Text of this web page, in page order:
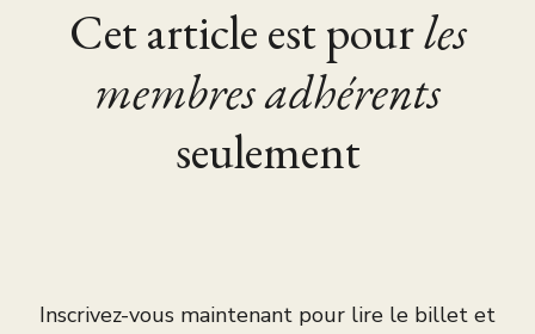
Cet article est pourles
membres adhérents
seulement
Inscrivez-vous maintenant pour lire le billet et